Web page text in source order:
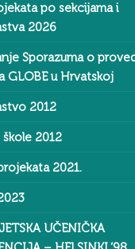
po sekcijama i
2026
Sporazuma o
GLOBE u Hrvatskoj
2012
2012
2021.
UČENIČKA